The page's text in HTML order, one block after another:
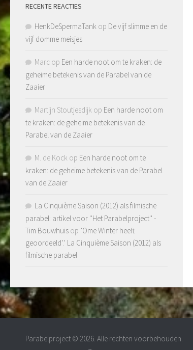
RECENTE REACTIES
HenkDeSpermaTank op De vijf slimme en de
vijf domme meisjes
Marc op Een harde noot om te kraken: de
geheime betekenis van de Parabel van de
Zaaier
Martijn Stoutjesdijk op Een harde noot om
te kraken: de geheime betekenis van de
Parabel van de Zaaier
M. de Kock op Een harde noot om te
kraken: de geheime betekenis van de Parabel
van de Zaaier
La Cinquième Saison (2012) als filmische
parabel: artikel voor ''Het Parabelproject'' -
Tim Bouwhuis op ’Ome Winter heeft
geoordeeld’.’ La Cinquième Saison (2012) als
filmische parabel
Parabelproject © 2026. Alle rechten voorbehouden.